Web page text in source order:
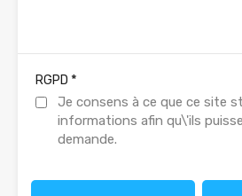
RGPD *
Je consens à ce que ce site
informations afin qu\'ils
demande.